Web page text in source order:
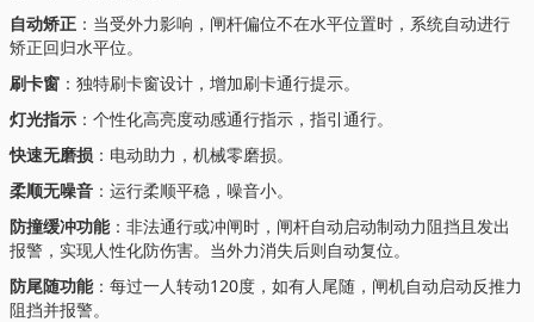
自动矫正 ：当受外力影响，闸杆偏位不在水平位置时，系统自动进行
矫正回归水平位。
刷卡窗 ：独特刷卡窗设计，增加刷卡通行提示。
灯光指示 ：个性化高亮度动感通行指示，指引通行。
快速无磨损 ：电动助力，机械零磨损。
柔顺无噪音 ：运行柔顺平稳，噪音小。
防撞缓冲功能：非法通行或冲闸时，闸杆自动启动制动力阻挡且发出
报警，实现人性化防伤害。当外力消失后则自动复位。
防尾随功能：每过一人转动120度，如有人尾随，闸机自动启动反推力
阻挡并报警。